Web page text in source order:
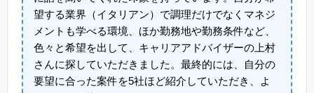
望する業界（イタリアン）で調理だけでなくマネジ
メントも学べる環境、ほか勤務地や勤務条件など、
色々と希望を出して、キャリアアドバイザーの上村
さんに探していただきました。最終的には、自分の
要望に合った案件を5社ほど紹介していただき、よ